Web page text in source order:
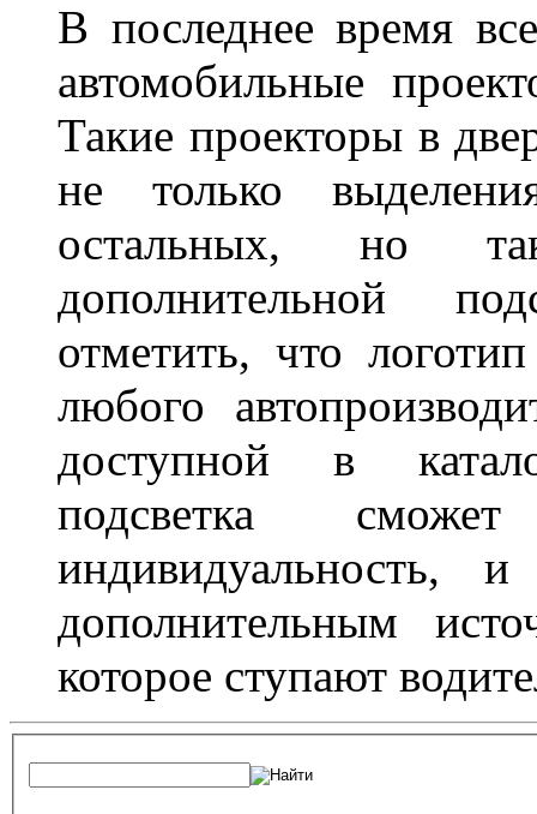
В последнее время
автомобильные
Такие проекторы в
не только
остальных, но
дополнительной
отметить, что
любого
доступной в
подсветка
индивидуальность,
дополнительным
которое ступают